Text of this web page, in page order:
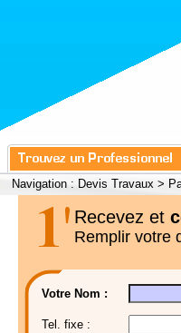
Navigation : Devis Travaux >
Recevez et
Remplir votre
Votre Nom :
Tel. fixe :